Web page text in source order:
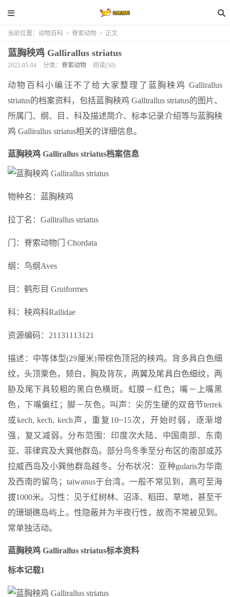
当前位置： 动物百科 > 脊索动物 > 正文
蓝胸秧鸡 Gallirallus striatus
2022-05-04 分类： 脊索动物 阅读(50)
动物百科小编汪不了给大家整理了蓝胸秧鸡 Gallirallus
striatus的档案资料，包括蓝胸秧鸡 Gallirallus striatus的图片、
所属门、纲、目、科及描述简介、标本记录介绍等与蓝胸秧
鸡 Gallirallus striatus相关的详细信息。
蓝胸秧鸡 Gallirallus striatus档案信息
物种名：蓝胸秧鸡
拉丁名：Gallirallus striatus
门：脊索动物门 Chordata
纲：鸟纲Aves
目：鹤形目 Gruiformes
科：秧鸡科Rallidae
资源编码：21131113121
描述：中等体型(29厘米)带棕色顶冠的秧鸡。背多具白色细
纹，头顶栗色，颏白，胸及背灰，两翼及尾具白色细纹，两
胁及尾下具较粗的黑白色横斑。虹膜－红色；嘴－上嘴黑
色，下嘴偏红；脚－灰色。叫声：尖厉生硬的双音节terrek
或kech, kech, kech声，重复10~15次，开始时弱，逐渐增
强，复又减弱。分布范围：印度次大陆、中国南部、东南
亚、菲律宾及大巽他群岛。部分鸟冬季至分布区的南部或苏
拉威西岛及小巽他群岛越冬。分布状况：亚种gularis为华南
及西南的留鸟；taiwanus于台湾。一般不常见到，高可至海
拔1000米。习性：见于红树林、沼泽、稻田、草地，甚至干
的珊瑚礁岛屿上。性隐蔽并为半夜行性，故而不常被见到。
常单独活动。
蓝胸秧鸡 Gallirallus striatus标本资料
标本记载1